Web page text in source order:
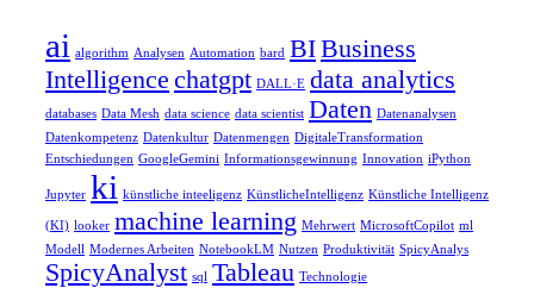
ai algorithm Analysen Automation bard BIBusiness
Intelligence chatgpt DALL·E data analytics
databases Data Mesh data science data scientist Daten Datenanalysen
Datenkompetenz Datenkultur Datenmengen DigitaleTransformation
Entschiedungen GoogleGemini Informationsgewinnung Innovation iPython
Jupyter ki künstliche inteeligenz KünstlicheIntelligenz Künstliche Intelligenz
(KI) looker machine learning Mehrwert MicrosoftCopilot ml
Modell Modernes Arbeiten NotebookLM Nutzen Produktivität SpicyAnalys
SpicyAnalyst sql Tableau Technologie